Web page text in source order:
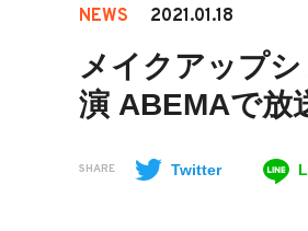
NEWS 2021.01.18
メイクアップ
演 ABEMAで放
SHARE Twitter